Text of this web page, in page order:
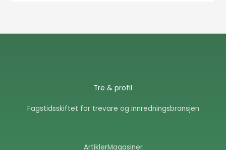
Tre & profil
Fagstidsskiftet for trevare og innredningsbransjen
ArtiklerMagasiner